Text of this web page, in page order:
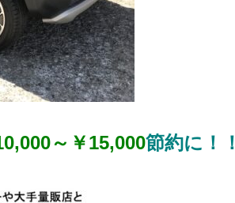
～￥15,000節約に！！